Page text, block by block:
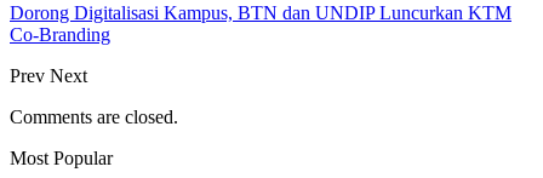
Dorong Digitalisasi Kampus, BTN dan UNDIP Luncurkan KTM
Co-Branding
Prev Next
Comments are closed.
Most Popular